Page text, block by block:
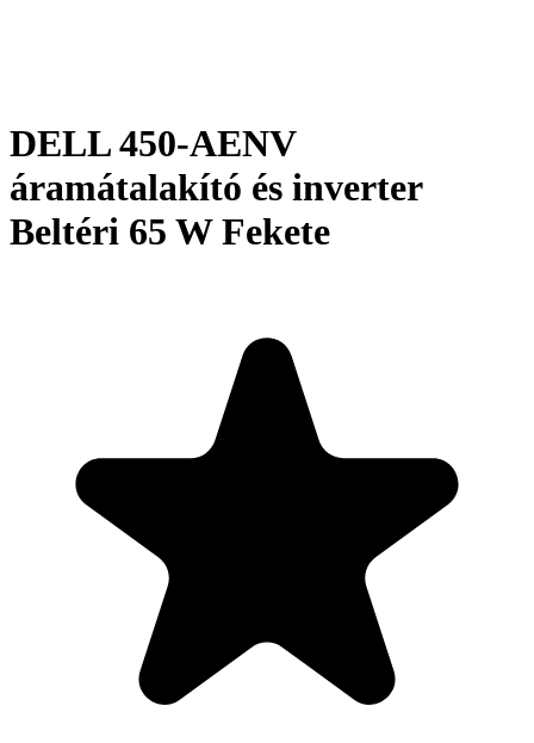
DELL 450-AENV
áramátalakító és inverter
Beltéri 65 W Fekete